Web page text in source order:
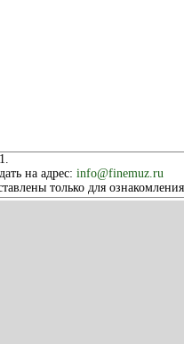
на адрес: info@finemuz.ru
только для